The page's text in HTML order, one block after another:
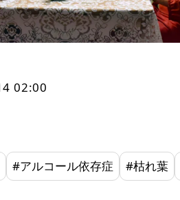
02:00
#アルコール依存症 #枯れ葉